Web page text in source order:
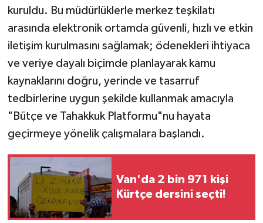
kuruldu. Bu müdürlüklerle merkez teşkilatı
arasında elektronik ortamda güvenli, hızlı ve etkin
iletişim kurulmasını sağlamak; ödenekleri ihtiyaca
ve veriye dayalı biçimde planlayarak kamu
kaynaklarını doğru, yerinde ve tasarruf
tedbirlerine uygun şekilde kullanmak amacıyla
"Bütçe ve Tahakkuk Platformu"nu hayata
geçirmeye yönelik çalışmalara başlandı.
Van'da 2 bin 971 kişi
Kürtçe dersini seçti!